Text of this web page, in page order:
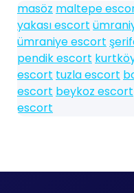
masöz maltepe
yakası escort
ümraniye escort
pendik escort
escort tuzla escort
escort beykoz escort
escort